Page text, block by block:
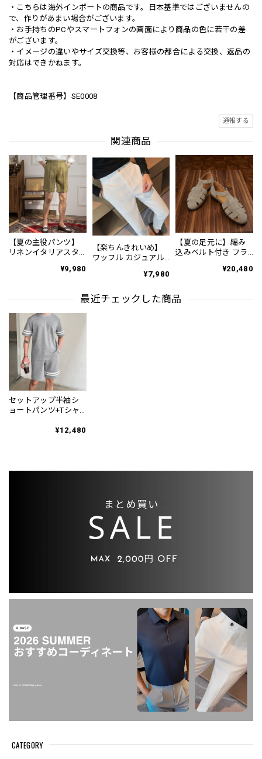
CATEGORY
・こちらは海外インポートの商品です。日本基準ではございませんの
で、作りがあまい場合がございます。
・お手持ちのPCやスマートフォンの画面により商品の色に若干の差
がございます。
・イメージの違いやサイズ交換等、お客様の都合による交換、返品の
対応はできかねます。
【商品管理番号】SE0008
通報する
関連商品
【夏の主役パンツ】
リネンイタリアスタ
3Color PA0121¥9,980
【楽ちんきれいめ】
ワッフル カジュアル
¥7,980
【夏の足元に】編み
込みベルト付き フラ
¥20,480
最近チェックした商品
セットアップ半袖シ
ョートパンツ+Tシャ
¥12,480